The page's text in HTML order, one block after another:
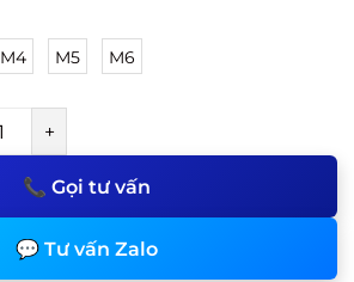
M4 M5 M6
+
📞 Gọi tư vấn
💬 Tư vấn Zalo